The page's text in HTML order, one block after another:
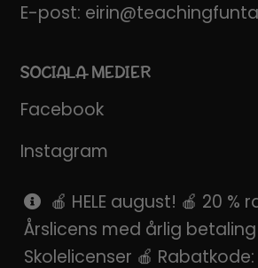
E-post:
SOCIALA MEDIER
Facebook
Instagram
Pinterest
SnapChat
🍎 HELE august! 🍎 20 %
Årslicens med årlig
Skolelicenser 🍎 Rabatkode: